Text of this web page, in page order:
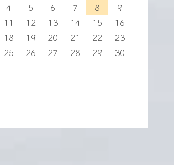
4 5 6 7 8
9
11 12 13 14 15
16
18 19 20 21 22
23
25 26 27 28 29
30